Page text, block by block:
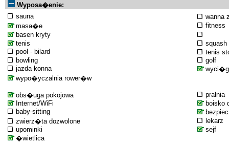
Wyposa�enie:
sauna
wanna
masa�e
fitness
basen kryty
tenis
squash
pool - bilard
tenis
bowling
golf
jazda konna
wyci�g
wypo�yczalnia rower�w
obs�uga pokojowa
pralnia
Internet/WiFi
boisko
baby-sitting
zwierz�ta dozwolone
lekarz
upominki
sejf
�wietlica